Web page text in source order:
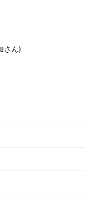
さん)